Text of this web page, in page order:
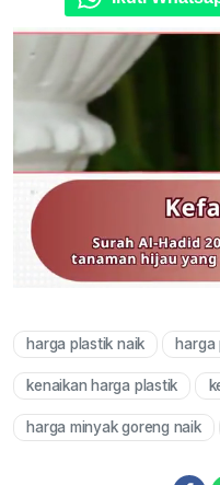
harga plastik naik harga
kenaikan harga plastik
harga minyak goreng naik